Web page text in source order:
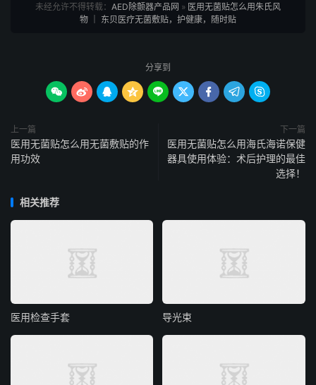
未经允许不得转载： AED除颤器产品网 » 医用无菌贴怎么用朱氏风
物 ｜ 东贝医疗无菌敷贴，护健康，随时贴
分享到
        
上一篇
医用无菌贴怎么用无菌敷贴的作
用功效
下一篇
医用无菌贴怎么用海氏海诺保健
器具使用体验：术后护理的最佳
选择！
相关推荐
医用检查手套 导光束